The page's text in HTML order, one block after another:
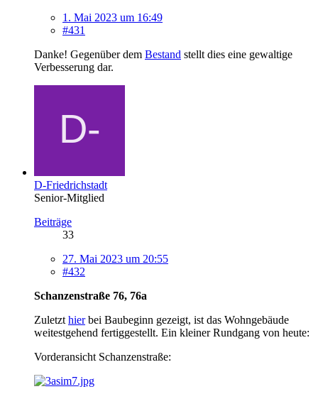
1. Mai 2023 um 16:49
#431
Danke! Gegenüber dem Bestand stellt dies eine gewaltige
Verbesserung dar.
D-Friedrichstadt
Senior-Mitglied
Beiträge
33
27. Mai 2023 um 20:55
#432
Schanzenstraße 76, 76a
Zuletzt hierbei Baubeginn gezeigt, ist das Wohngebäude
weitestgehend fertiggestellt. Ein kleiner Rundgang von heute:
Vorderansicht Schanzenstraße: